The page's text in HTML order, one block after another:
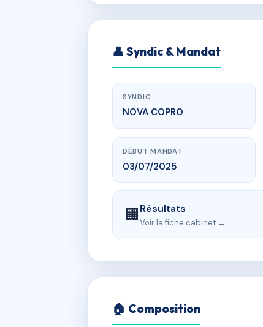
👤 Syndic & Mandat
SYNDIC
NOVA COPRO
DÉBUT MANDAT
03/07/2025
🏢Résultats
Voir la fiche cabinet →
🏠 Composition